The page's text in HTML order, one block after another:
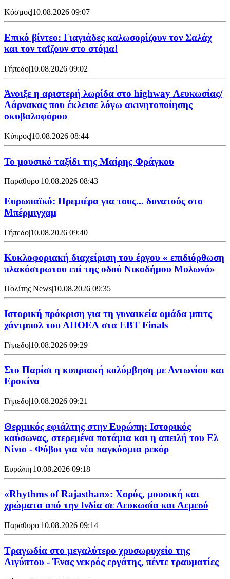
Κόσμος|10.08.2026 09:07
Επικό βίντεο: Γιαγιάδες καλωσορίζουν τον Σαλάχ
και τον ταΐζουν στο στόμα!
Γήπεδο|10.08.2026 09:02
Άνοιξε η αριστερή λωρίδα στο highway Λευκωσίας/
Λάρνακας που έκλεισε λόγω ακινητοποίησης
σκυβαλοφόρου
Κύπρος|10.08.2026 08:44
Το μουσικό ταξίδι της Μαίρης Φράγκου
Παράθυρο|10.08.2026 08:43
Ευρωπαϊκό: Πρεμιέρα για τους... δυνατούς στο
Μπέρμιγχαμ
Γήπεδο|10.08.2026 09:40
Κυκλοφοριακή διαχείριση του έργου « επιδιόρθωση
πλακόστρωτου επί της οδού Νικοδήμου Μυλωνά»
Πολίτης News|10.08.2026 09:35
Ιστορική πρόκριση για τη γυναικεία ομάδα μπιτς
χάντμπολ του ΑΠΟΕΛ στα EBT Finals
Γήπεδο|10.08.2026 09:29
Στο Παρίσι η κυπριακή κολύμβηση με Αντωνίου και
Εροκίνα
Γήπεδο|10.08.2026 09:21
Θερμικός εφιάλτης στην Ευρώπη: Ιστορικός
καύσωνας, στερεμένα ποτάμια και η απειλή του Ελ
Νίνιο - Φόβοι για νέα παγκόσμια ρεκόρ
Ευρώπη|10.08.2026 09:18
«Rhythms of Rajasthan»: Χορός, μουσική και
χρώματα από την Ινδία σε Λευκωσία και Λεμεσό
Παράθυρο|10.08.2026 09:14
Τραγωδία στο μεγαλύτερο χρυσωρυχείο της
Αιγύπτου - Ένας νεκρός εργάτης, πέντε τραυματίες